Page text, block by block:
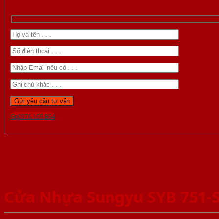
Gọi 0976.169.864
Cửa Nhựa Sungyu SYB 751-